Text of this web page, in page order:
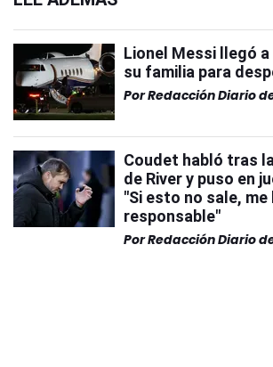
Lionel Messi llegó
su familia para
PorRedacción Diario
Coudet habló tras
de River y puso en
"Si esto no sale, me
responsable"
PorRedacción Diario